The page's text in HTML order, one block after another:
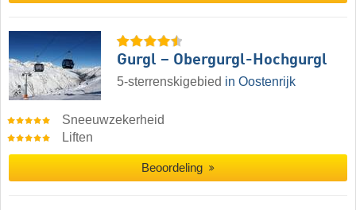
Gurgl – Obergurgl-Hochgurgl
5-sterrenskigebied in Oostenrijk
Sneeuwzekerheid
Liften
Beoordeling